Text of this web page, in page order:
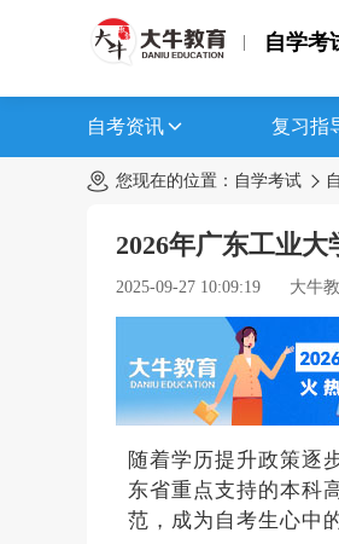
自学考
自考资讯 复习指
您现在的位置： 自学考试
2026年广东工业
2025-09-27 10:09:19 大牛
随着学历提升政策逐
东省重点支持的本科
范，成为自考生心中